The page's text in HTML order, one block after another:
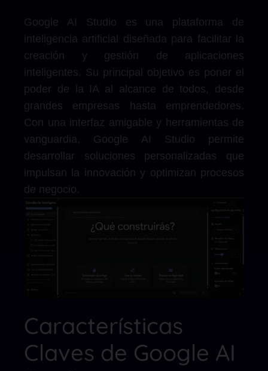
Google AI Studio es una plataforma de
inteligencia artificial diseñada para facilitar la
creación y gestión de aplicaciones
inteligentes. Su principal objetivo es poner el
poder de la IA al alcance de todos, desde
grandes empresas hasta emprendedores.
Con una interfaz amigable y herramientas de
vanguardia, Google AI Studio permite
desarrollar soluciones personalizadas que
impulsan la innovación y optimizan procesos
de negocio.
Características
Claves de Google AI